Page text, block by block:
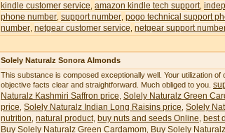
kindle customer service amazon kindle tech support
phone number support number pogo technical support
number netgear customer service netgear support
Solely Naturalz Sonora Almonds
This substance is composed exceptionally well. Your utilization
objective facts clear and straightforward. Much obliged to you.
Naturalz Kashmiri Saffron price Solely Naturalz Green
price Solely Naturalz Indian Long Raisins price Solely
nutrition natural product, buy nuts and seeds Online best
Buy Solely Naturalz Green Cardamom Buy Solely